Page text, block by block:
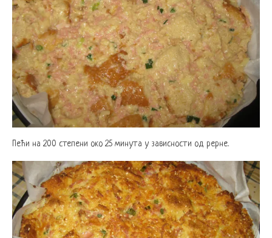
Пећи на 200 степени око 25 минута у зависности од рерне.